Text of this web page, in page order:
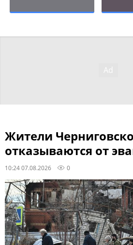
Жители
отказываются от
10:24 07.08.2026 0